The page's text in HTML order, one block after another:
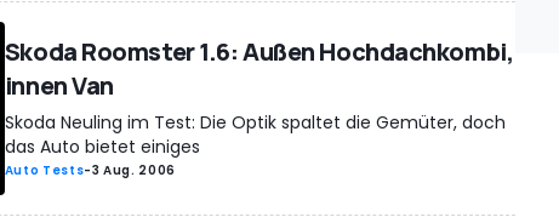
Skoda Roomster 1.6: Außen Hochdachkombi,
innen Van
Skoda Neuling im Test: Die Optik spaltet die Gemüter, doch
das Auto bietet einiges
Auto Tests-3 Aug. 2006